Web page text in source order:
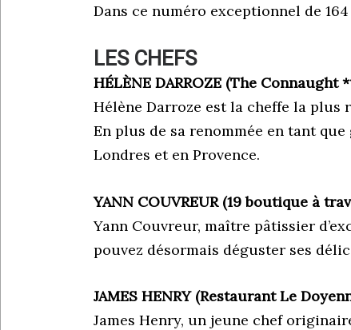
Dans ce numéro exceptionnel de
LES CHEFS
HÉLÈNE DARROZE (The
Hélène Darroze est la cheffe la plus
En plus de sa renommée en tant
Londres et en Provence.
YANN COUVREUR (19 boutique à
Yann Couvreur, maître pâtissier
pouvez désormais déguster ses
JAMES HENRY (Restaurant Le
James Henry, un jeune chef